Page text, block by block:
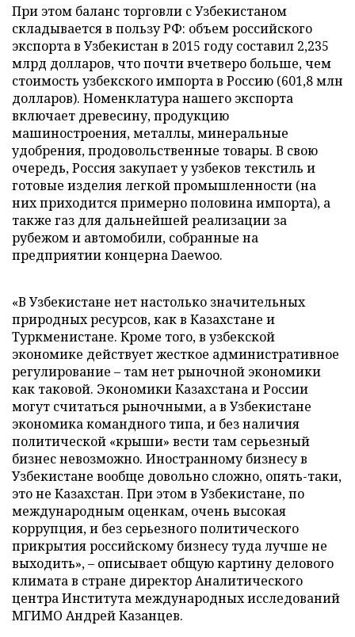
При этом баланс торговли с Узбекистаном
складывается в пользу РФ: объем российского
экспорта в Узбекистан в 2015 году составил 2,235
млрд долларов, что почти вчетверо больше, чем
стоимость узбекского импорта в Россию (601,8 млн
долларов). Номенклатура нашего экспорта
включает древесину, продукцию
машиностроения, металлы, минеральные
удобрения, продовольственные товары. В свою
очередь, Россия закупает у узбеков текстиль и
готовые изделия легкой промышленности (на
них приходится примерно половина импорта), а
также газ для дальнейшей реализации за
рубежом и автомобили, собранные на
предприятии концерна Daewoo.
«В Узбекистане нет настолько значительных
природных ресурсов, как в Казахстане и
Туркменистане. Кроме того, в узбекской
экономике действует жесткое административное
регулирование – там нет рыночной экономики
как таковой. Экономики Казахстана и России
могут считаться рыночными, а в Узбекистане
экономика командного типа, и без наличия
политической «крыши» вести там серьезный
бизнес невозможно. Иностранному бизнесу в
Узбекистане вообще довольно сложно, опять-таки,
это не Казахстан. При этом в Узбекистане, по
международным оценкам, очень высокая
коррупция, и без серьезного политического
прикрытия российскому бизнесу туда лучше не
выходить», – описывает общую картину делового
климата в стране директор Аналитического
центра Института международных исследований
МГИМО Андрей Казанцев.